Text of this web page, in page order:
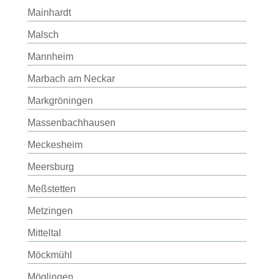
Mainhardt
Malsch
Mannheim
Marbach am Neckar
Markgröningen
Massenbachhausen
Meckesheim
Meersburg
Meßstetten
Metzingen
Mitteltal
Möckmühl
Möglingen